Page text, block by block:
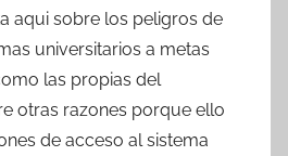
aqui sobre los peligros de
universitarios a metas
las propias del
otras razones porque ello
de acceso al sistema